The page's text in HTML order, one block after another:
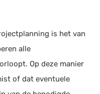
is het van
alle
Op deze manier
of dat eventuele